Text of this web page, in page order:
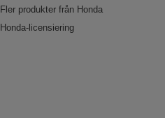
Fler produkter från Honda
Honda-licensiering